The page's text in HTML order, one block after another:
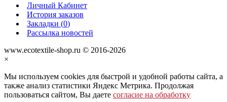
Личный Кабинет
История заказов
Закладки (0)
Рассылка новостей
www.ecotextile-shop.ru © 2016-2026
×
Мы используем cookies для быстрой и удобной работы сайта, а
также анализ статистики Яндекс Метрика. Продолжая
пользоваться сайтом, Вы даете согласие на обработку